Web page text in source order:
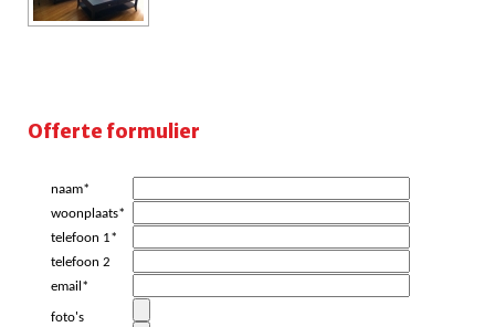
Offerte formulier
naam*
woonplaats*
telefoon 1*
telefoon 2
email*
foto's